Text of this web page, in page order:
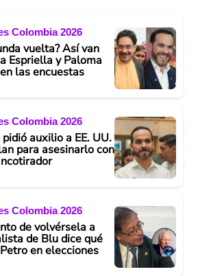
Colombia 2026
vuelta? Así van
Espriella y Paloma
las encuestas
Colombia 2026
auxilio a EE. UU.
para asesinarlo con
Colombia 2026
de volvérsela a
de Blu dice qué
en elecciones